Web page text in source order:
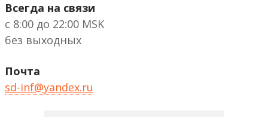
Всегда на связи
с 8:00 до 22:00 MSK
без выходных
Почта
sd-inf@yandex.ru